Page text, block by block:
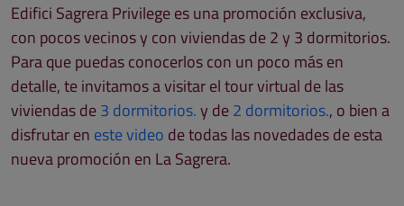
Edifici Sagrera Privilege es una promoción exclusiva,
con pocos vecinos y con viviendas de 2 y 3 dormitorios.
Para que puedas conocerlos con un poco más en
detalle, te invitamos a visitar el tour virtual de las
viviendas de3 dormitorios.y de2 dormitorios., o bien a
disfrutar en este video de todas las novedades de esta
nueva promoción en La Sagrera.